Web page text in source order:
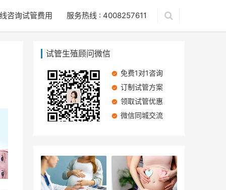
咨询试管费用 服务热线 : 4008257611
试管生殖顾问微信
免费1对1咨询
订制试管方案
领取试管优惠
微信同城交流